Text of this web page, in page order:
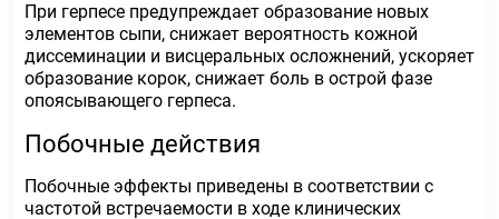
При герпесе предупреждает образование новых
элементов сыпи, снижает вероятность кожной
диссеминации и висцеральных осложнений, ускоряет
образование корок, снижает боль в острой фазе
опоясывающего герпеса.
Побочные действия
Побочные эффекты приведены в соответствии с
частотой встречаемости в ходе клинических